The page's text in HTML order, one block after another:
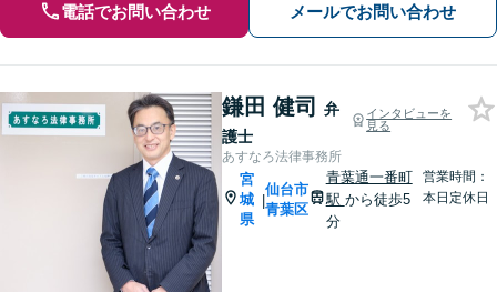
電話でお問い合わせ メールでお問い合わせ
鎌田 健司
弁
護士
インタビューを
見る
あすなろ法律事務所
宮
城
県
|
仙台市
青葉区
青葉通一番町
駅 から徒歩5
分
営業時間：
本日定休日